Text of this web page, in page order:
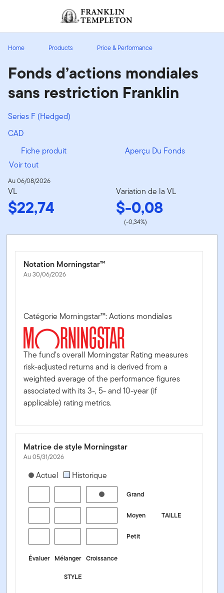
Header menu toggle
Ouverture de session
Home Products Price & Performance
Fonds d’actions mondiales
sans restriction Franklin
Series F (Hedged)
CAD
Fiche produit
Aperçu Du Fonds
Voir tout
Au 06/08/2026
VL
$22,74
Variation de la VL
$-0,08
(-0,34%)
Notation Morningstar™
Au 30/06/2026
Catégorie Morningstar™: Actions mondiales
The fund's overall Morningstar Rating measures
risk-adjusted returns and is derived from a
weighted average of the performance figures
associated with its 3-, 5- and 10-year (if
applicable) rating metrics.
Matrice de style Morningstar
Au 05/31/2026
[products.morningstar-stylebox-title-sr-equity]
Actuel Historique
Grand
TAILLE
Moyen
Petit
Évaluer Mélanger Croissance
STYLE